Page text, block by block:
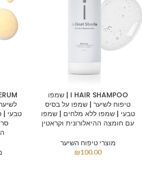
I HAIR SHAMPOO | שמפו
טיפוח לשיער | שמפו על בסיס
טבעי | שמפו ללא מלחים | שמפו
עם חומצה ההיאלורונית וקראטין
מוצרי טיפוח השיער
₪100.00
טבעי |